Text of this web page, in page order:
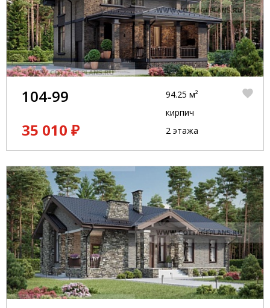
104-99
35 010 ₽
94.25 м²
кирпич
2 этажа